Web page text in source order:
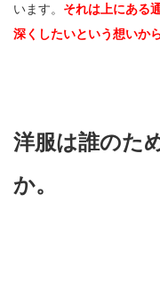
います。 それは上にある
深くしたいという想いから
洋服は誰のた
か。